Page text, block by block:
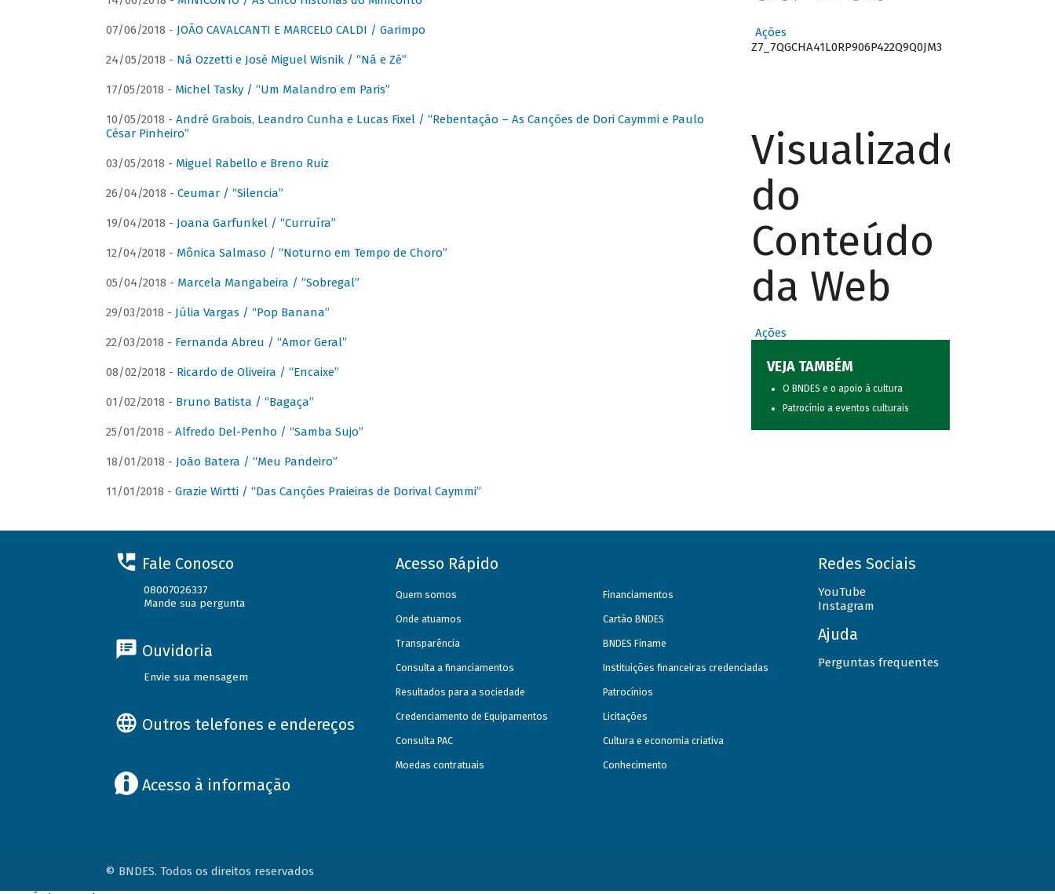
07/06/2018 - JOÃO CAVALCANTI E MARCELO CALDI / Garimpo
24/05/2018 - Ná Ozzetti e José Miguel Wisnik / “Ná e Zé”
17/05/2018 - Michel Tasky / “Um Malandro em Paris”
10/05/2018 - André Grabois, Leandro Cunha e Lucas Fixel / “Rebentação – As Canções de Dori Caymmi e Paulo
César Pinheiro”
03/05/2018 - Miguel Rabello e Breno Ruiz
26/04/2018 - Ceumar / “Silencia”
19/04/2018 - Joana Garfunkel / “Curruíra”
12/04/2018 - Mônica Salmaso / “Noturno em Tempo de Choro”
05/04/2018 - Marcela Mangabeira / “Sobregal”
29/03/2018 - Júlia Vargas / “Pop Banana”
22/03/2018 - Fernanda Abreu / “Amor Geral”
08/02/2018 - Ricardo de Oliveira / “Encaixe”
01/02/2018 - Bruno Batista / “Bagaça”
25/01/2018 - Alfredo Del-Penho / “Samba Sujo”
18/01/2018 - João Batera / “Meu Pandeiro”
11/01/2018 - Grazie Wirtti / “Das Canções Praieiras de Dorival Caymmi”
Ações
Z7_7QGCHA41L0RP906P422Q9Q0JM3
Visualizador
do
Conteúdo
da Web
Ações
VEJA TAMBÉM
O BNDES e o apoio à cultura
Patrocínio a eventos culturais
Fale Conosco
08007026337
Mande sua pergunta
Ouvidoria
Envie sua mensagem
Outros telefones e endereços
Acesso à informação
Acesso Rápido
Quem somos
Onde atuamos
Transparência
Consulta a financiamentos
Resultados para a sociedade
Credenciamento de Equipamentos
Consulta PAC
Moedas contratuais
Financiamentos
Cartão BNDES
BNDES Finame
Instituições financeiras credenciadas
Patrocínios
Licitações
Cultura e economia criativa
Conhecimento
Redes Sociais
YouTube
Instagram
Ajuda
Perguntas frequentes
© BNDES. Todos os direitos reservados